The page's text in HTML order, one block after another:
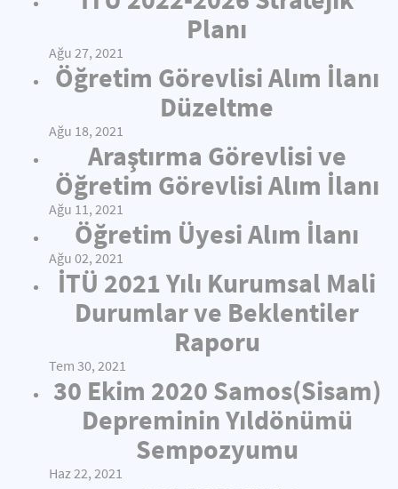
Planı
Ağu 27, 2021
Öğretim Görevlisi Alım İlanı
Düzeltme
Ağu 18, 2021
Araştırma Görevlisi ve
Öğretim Görevlisi Alım İlanı
Ağu 11, 2021
Öğretim Üyesi Alım İlanı
Ağu 02, 2021
İTÜ 2021 Yılı Kurumsal Mali
Durumlar ve Beklentiler
Raporu
Tem 30, 2021
30 Ekim 2020 Samos(Sisam)
Depreminin Yıldönümü
Sempozyumu
Haz 22, 2021